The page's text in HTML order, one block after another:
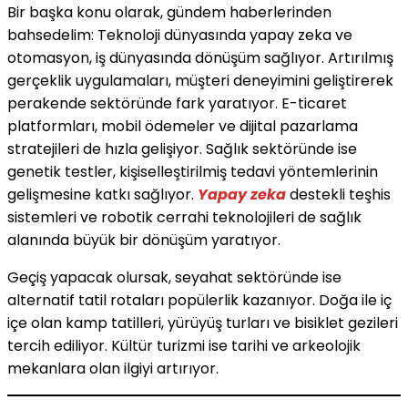
Bir başka konu olarak, gündem haberlerinden
bahsedelim: Teknoloji dünyasında yapay zeka ve
otomasyon, iş dünyasında dönüşüm sağlıyor. Artırılmış
gerçeklik uygulamaları, müşteri deneyimini geliştirerek
perakende sektöründe fark yaratıyor. E-ticaret
platformları, mobil ödemeler ve dijital pazarlama
stratejileri de hızla gelişiyor. Sağlık sektöründe ise
genetik testler, kişiselleştirilmiş tedavi yöntemlerinin
gelişmesine katkı sağlıyor. Yapay zekadestekli teşhis
sistemleri ve robotik cerrahi teknolojileri de sağlık
alanında büyük bir dönüşüm yaratıyor.
Geçiş yapacak olursak, seyahat sektöründe ise
alternatif tatil rotaları popülerlik kazanıyor. Doğa ile iç
içe olan kamp tatilleri, yürüyüş turları ve bisiklet gezileri
tercih ediliyor. Kültür turizmi ise tarihi ve arkeolojik
mekanlara olan ilgiyi artırıyor.